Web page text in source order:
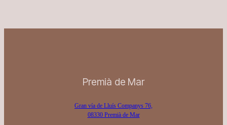
Premià de Mar
Gran vía de Lluís Companys 76,
08330 Premià de Mar